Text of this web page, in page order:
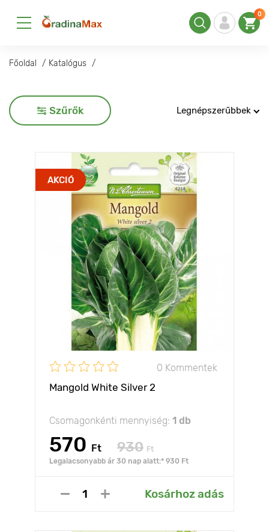
0
Főoldal Katalógus
Szűrők Legnépszerűbbek
AKCIÓ
0 Kommentek
Mangold White Silver 2
Csomagonkénti mennyiség: 1 db
570 Ft 930 Ft
Legalacsonyabb ár 30 nap alatt:* 930 Ft
Kosárhoz adás